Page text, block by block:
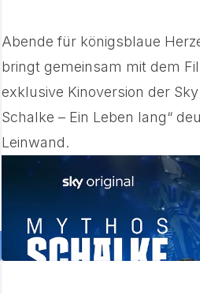
Abende für königsblaue
bringt gemeinsam mit dem
exklusive Kinoversion der
Schalke – Ein Leben lang“
Leinwand.